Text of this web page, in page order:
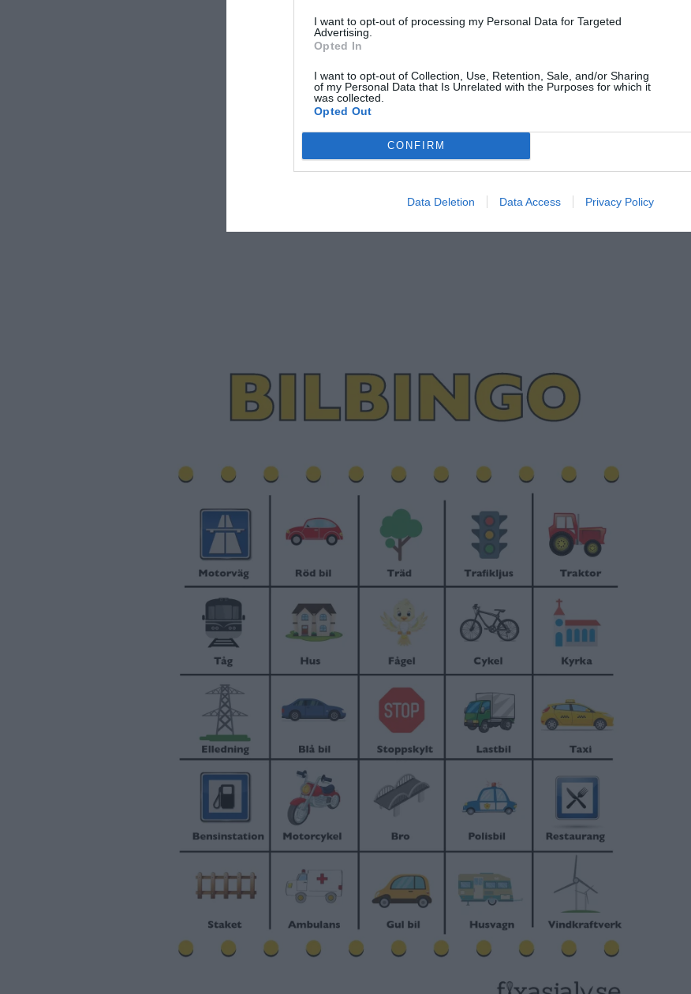
I want to opt-out of processing my Personal Data for Targeted
Advertising.
Opted In
I want to opt-out of Collection, Use, Retention, Sale, and/or Sharing
of my Personal Data that Is Unrelated with the Purposes for which it
was collected.
Opted Out
CONFIRM
Data Deletion Data Access Privacy Policy